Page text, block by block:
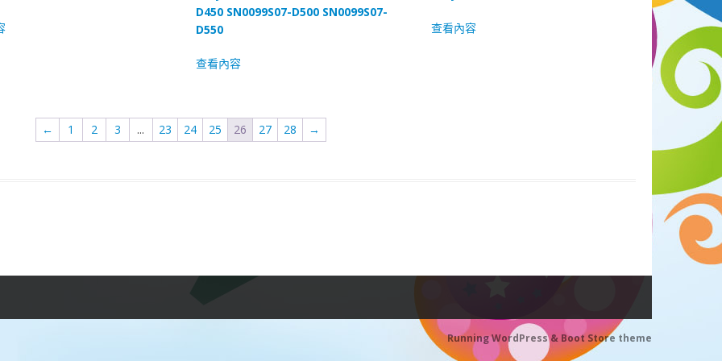
D450 SN0099S07-D500 SN0099S07-
D550
查看內容
查看內容
← 1 2 3 ... 23 24 25 26 27 28 →
Running WordPress & Boot Store theme